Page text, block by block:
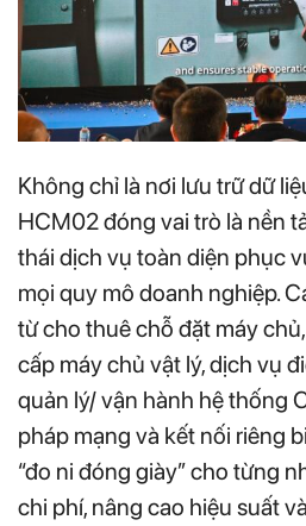
Không chỉ là nơi lưu trữ dữ
HCM02 đóng vai trò là nền
thái dịch vụ toàn diện phục
mọi quy mô doanh nghiệp.
từ cho thuê chỗ đặt máy
cấp máy chủ vật lý, dịch vụ
quản lý/ vận hành hệ thống
pháp mạng và kết nối riêng
“đo ni đóng giày” cho từng
chi phí, nâng cao hiệu suất